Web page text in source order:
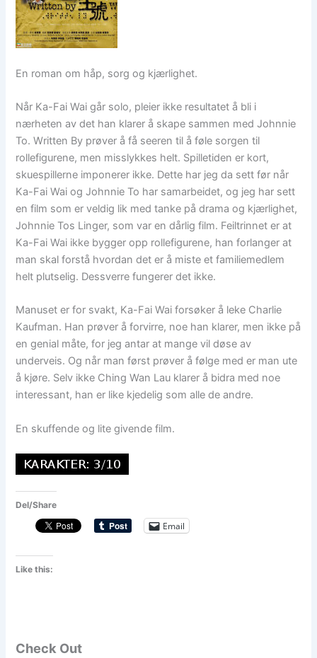
En roman om håp, sorg og kjærlighet.
Når Ka-Fai Wai går solo, pleier ikke resultatet å bli i
nærheten av det han klarer å skape sammen med Johnnie
To. Written By prøver å få seeren til å føle sorgen til
rollefigurene, men misslykkes helt. Spilletiden er kort,
skuespillerne imponerer ikke. Dette har jeg da sett før når
Ka-Fai Wai og Johnnie To har samarbeidet, og jeg har sett
en film som er veldig lik med tanke på drama og kjærlighet,
Johnnie Tos Linger, som var en dårlig film. Feiltrinnet er at
Ka-Fai Wai ikke bygger opp rollefigurene, han forlanger at
man skal forstå hvordan det er å miste et familiemedlem
helt plutselig. Dessverre fungerer det ikke.
Manuset er for svakt, Ka-Fai Wai forsøker å leke Charlie
Kaufman. Han prøver å forvirre, noe han klarer, men ikke på
en genial måte, for jeg antar at mange vil døse av
underveis. Og når man først prøver å følge med er man ute
å kjøre. Selv ikke Ching Wan Lau klarer å bidra med noe
interessant, han er like kjedelig som alle de andre.
En skuffende og lite givende film.
Del/Share
Email
Like this:
Check Out